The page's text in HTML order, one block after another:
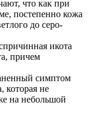
что как при
постепенно кожа
до серо-
икота
причем
симптом
которая не
на небольшой